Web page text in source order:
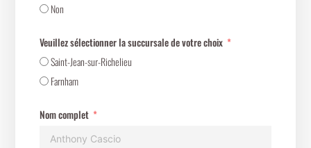
Non
Veuillez sélectionner la succursale de votre choix
Saint-Jean-sur-Richelieu
Farnham
Nom complet